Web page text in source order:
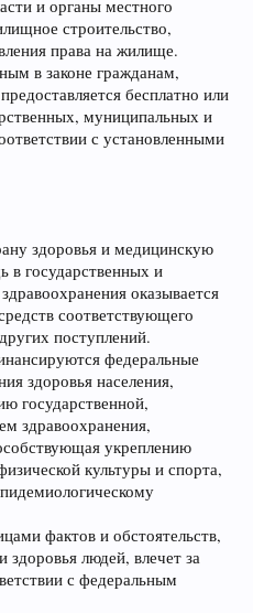
и органы местного
строительство,
права на жилище.
в законе гражданам,
бесплатно или
муниципальных и
с установленными
здоровья и медицинскую
государственных и
оказывается
соответствующего
поступлений.
федеральные
здоровья населения,
государственной,
здравоохранения,
укреплению
культуры и спорта,
фактов и обстоятельств,
людей, влечет за
с федеральным